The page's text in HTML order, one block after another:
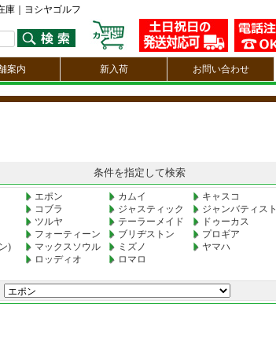
庫｜ヨシヤゴルフ
案内 新入荷 お問い合わせ
条件を指定して検索
エポン カムイ
キャスコ
コブラ ジャスティック
ジャンバティスト
ツルヤ テーラーメイド
ドゥーカス
フォーティーン ブリヂストン
プロギア
) マックスソウル ミズノ
ヤマハ
ロッディオ
ロマロ